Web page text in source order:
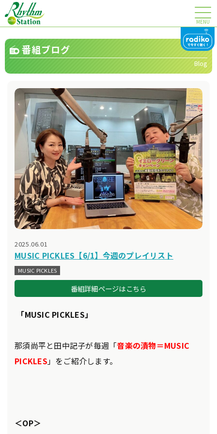
MENU
番組ブログ
Blog
2025.06.01
MUSIC PICKLES【6/1】今週のプレイリスト
MUSIC PICKLES
番組詳細ページはこちら
「MUSIC PICKLES」
那須尚平と田中記子が毎週「音楽の漬物＝MUSIC
PICKLES」をご紹介します。
＜OP＞